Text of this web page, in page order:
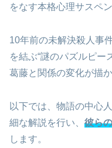
をなす本格心理サスペン
10年前の未解決殺人事
を結ぶ“謎のパズルピー
葛藤と関係の変化が描か
以下では、物語の中心
細な解説を行い、 彼ら
します。